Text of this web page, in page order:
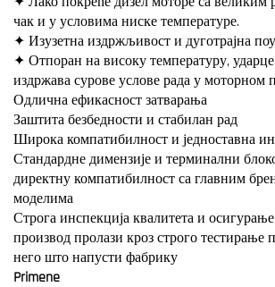
чак и у условима ниске температуре.
✦ Изузетна издржљивост и дуготрајна
✦ Отпоран на високу температуру,
издржава сурове услове рада у моторном
Одлична ефикасност затварања
Заштита безбедности и стабилан рад
Широка компатибилност и једноставна
Стандардне димензије и терминални
директну компатибилност са главним
моделима
Строга инспекција квалитета и
производ пролази кроз строго тестирање
него што напусти фабрику
Primene